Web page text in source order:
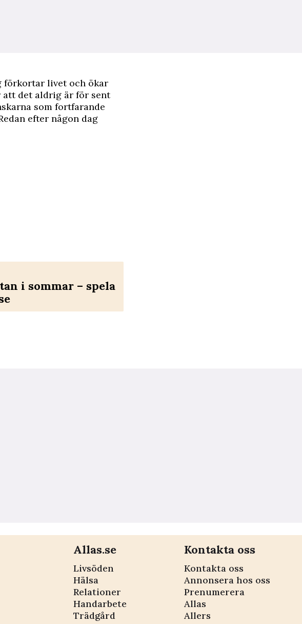
förkortar livet och ökar
att det aldrig är för sent
som fortfarande
efter någon dag
i sommar – spela
Allas.se
Livsöden
Hälsa
Relationer
Handarbete
Trädgård
Kontakta oss
Kontakta oss
Annonsera hos oss
Prenumerera
Allas
Allers